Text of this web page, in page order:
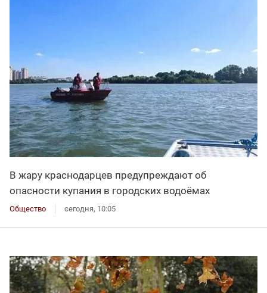
В жару краснодарцев предупреждают об
опасности купания в городских водоёмах
Общество сегодня, 10:05